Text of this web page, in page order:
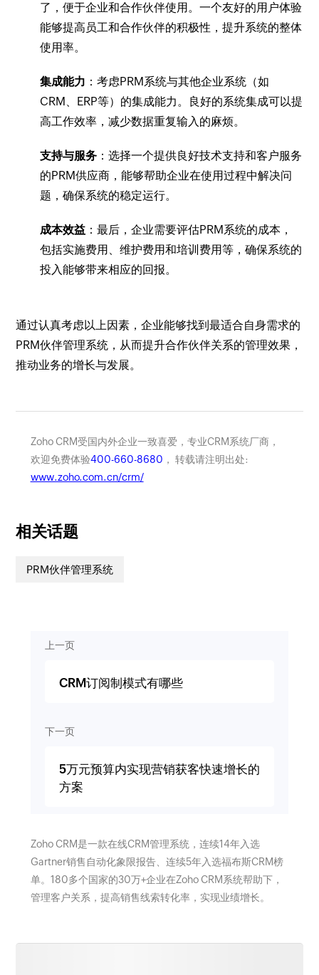
了，便于企业和合作伙伴使用。一个友好的用户体验
能够提高员工和合作伙伴的积极性，提升系统的整体
使用率。
集成能力 ：考虑PRM系统与其他企业系统（如
CRM、ERP等）的集成能力。良好的系统集成可以提
高工作效率，减少数据重复输入的麻烦。
支持与服务 ：选择一个提供良好技术支持和客户服务
的PRM供应商，能够帮助企业在使用过程中解决问
题，确保系统的稳定运行。
成本效益 ：最后，企业需要评估PRM系统的成本，
包括实施费用、维护费用和培训费用等，确保系统的
投入能够带来相应的回报。
通过认真考虑以上因素，企业能够找到最适合自身需求的
PRM伙伴管理系统，从而提升合作伙伴关系的管理效果，
推动业务的增长与发展。
Zoho CRM受国内外企业一致喜爱，专业CRM系统厂商，
欢迎免费体验400-660-8680 ， 转载请注明出处:
www.zoho.com.cn/crm/
相关话题
PRM伙伴管理系统
上一页
CRM订阅制模式有哪些
下一页
5万元预算内实现营销获客快速增长的
方案
Zoho CRM是一款在线CRM管理系统，连续14年入选
Gartner销售自动化象限报告、连续5年入选福布斯CRM榜
单。180多个国家的30万+企业在Zoho CRM系统帮助下，
管理客户关系，提高销售线索转化率，实现业绩增长。